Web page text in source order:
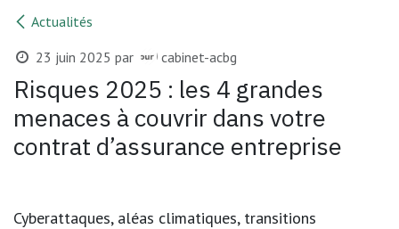
Actualités
23 juin 2025 par cabinet-acbg
Risques 2025 : les 4 grandes
menaces à couvrir dans votre
contrat d’assurance entreprise
Cyberattaques, aléas climatiques, transitions